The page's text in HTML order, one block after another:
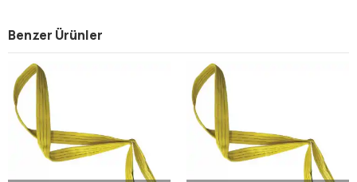
Benzer Ürünler